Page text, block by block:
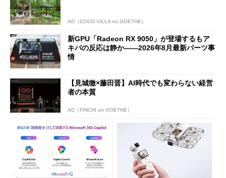
AD（COCO VILLA on GOETHE）
新GPU「Radeon RX 9050」が登場するもア
キバの反応は静か――2026年8月最新パーツ事
情
【見城徹×藤田晋】AI時代でも変わらない経営
者の本質
AD（FINCHI on GOETHE）